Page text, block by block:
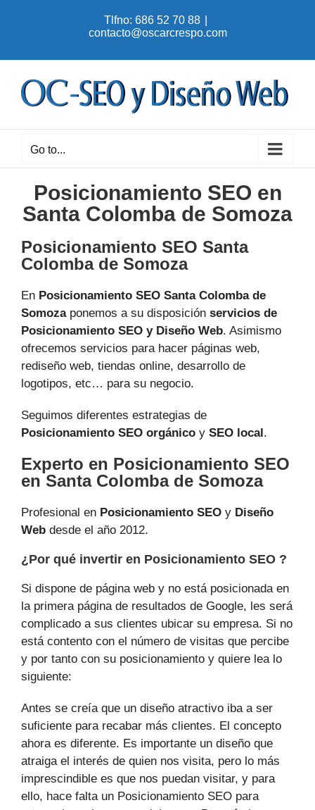
Tlfno: 686 52 70 88
contacto@oscarcrespo.com
Go to...
Posicionamiento SEO en
Santa Colomba de Somoza
Posicionamiento SEO Santa
Colomba de Somoza
En Posicionamiento SEO Santa Colomba de
Somozaponemos a su disposición servicios de
Posicionamiento SEO y Diseño Web. Asimismo
ofrecemos servicios para hacer páginas web,
rediseño web, tiendas online, desarrollo de
logotipos, etc… para su negocio.
Seguimos diferentes estrategias de
Posicionamiento SEO orgánico y SEO local .
Experto en Posicionamiento SEO
en Santa Colomba de Somoza
Profesional en Posicionamiento SEO y Diseño
Web desde el año 2012.
¿Por qué invertir en Posicionamiento SEO ?
Si dispone de página web y no está posicionada en
la primera página de resultados de Google, les será
complicado a sus clientes ubicar su empresa. Si no
está contento con el número de visitas que percibe
y por tanto con su posicionamiento y quiere lea lo
siguiente:
Antes se creía que un diseño atractivo iba a ser
suficiente para recabar más clientes. El concepto
ahora es diferente. Es importante un diseño que
atraiga el interés de quien nos visita, pero lo más
imprescindible es que nos puedan visitar, y para
ello, hace falta un Posicionamiento SEO para